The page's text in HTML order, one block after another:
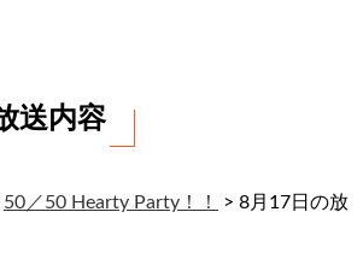
送内容
50／50 Hearty Party！！ > 8月17日の放